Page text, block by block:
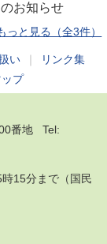
お知らせ
っと見る（全3件）
い
リンク集
プ
番地 Tel:
15分まで（国民